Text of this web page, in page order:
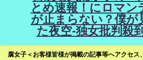
とめ速報！にロマン
が止まらない？僕が
た夜空-独女批判殺
腐女子＜お客様皆様が掲載の記事等へアクセス